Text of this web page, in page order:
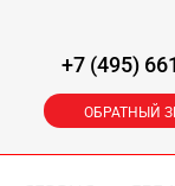
+7 (495)
ОБРАТНЫЙ